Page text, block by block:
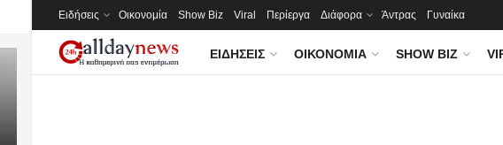
Ειδήσεις Οικονομία Show Biz Viral Περίεργα Διάφορα Άντρας Γυναίκα
ΕΙΔΉΣΕΙΣ ΟΙΚΟΝΟΜΊΑ SHOW BIZ